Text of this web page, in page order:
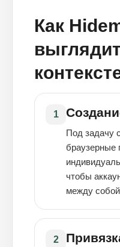
Как
1
Под задачу
браузерные
чтобы
между
2